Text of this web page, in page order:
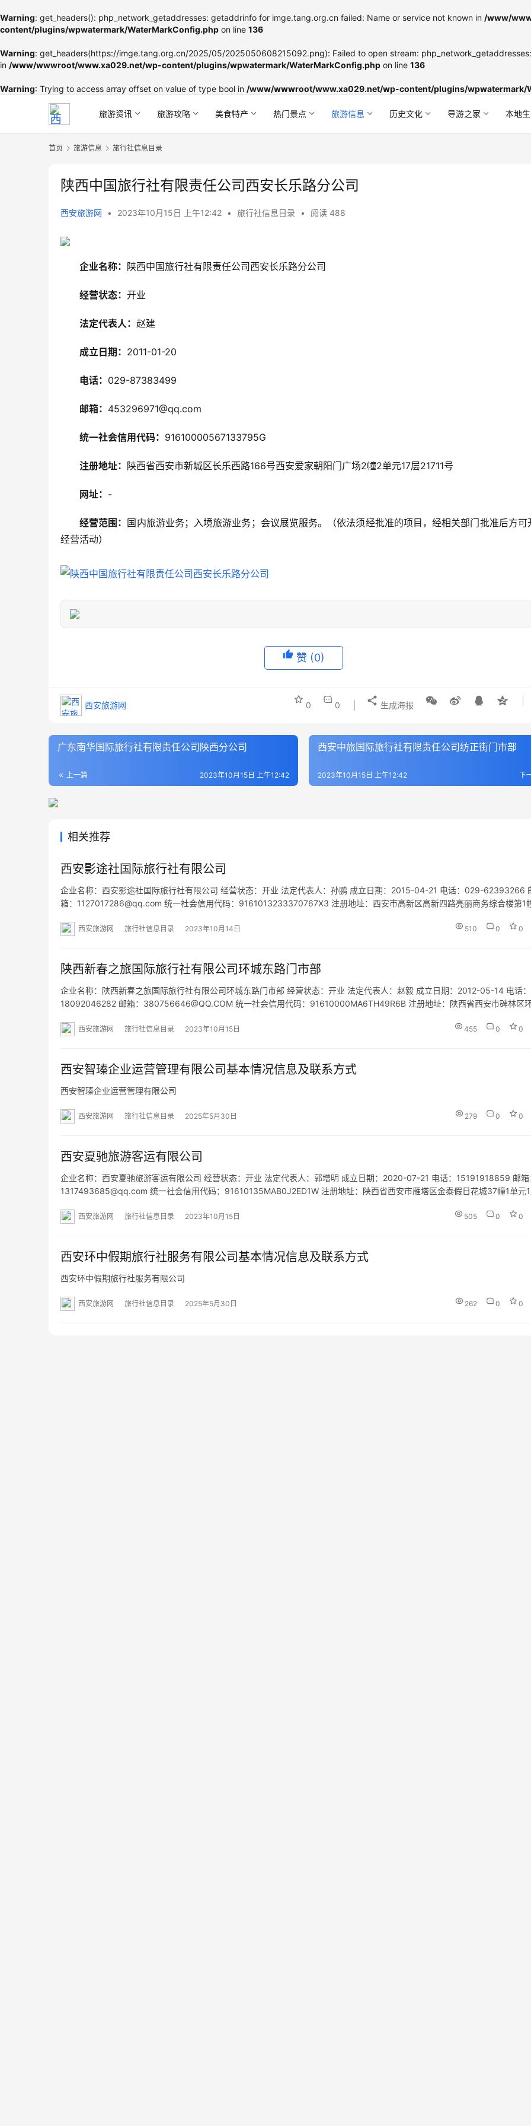
Warning: get_headers(): php_network_getaddresses: getaddrinfo for imge.tang.org.cn failed: Name or service not known in /www/
content/plugins/wpwatermark/WaterMarkConfig.php on line 136
Warning: get_headers(https://imge.tang.org.cn/2025/05/2025050608215092.png): Failed to open stream:
in /www/wwwroot/www.xa029.net/wp-content/plugins/wpwatermark/WaterMarkConfig.php on line 136
Warning: Trying to access array offset on value of type bool in /www/wwwroot/www.xa029.net/wp-content/plugins/wpwatermark/
旅游资讯 旅游攻略 美食特产 热门景点 旅游信息 历史文化 导游之家 本地
首页 旅游信息 旅行社信息目录
陕西中国旅行社有限责任公司西安长乐路分公司
西安旅游网 • 2023年10月15日 上午12:42 • 旅行社信息目录 • 阅读 488
企业名称： 陕西中国旅行社有限责任公司西安长乐路分公司
经营状态： 开业
法定代表人： 赵建
成立日期： 2011-01-20
电话： 029-87383499
邮箱： 453296971@qq.com
统一社会信用代码： 91610000567133795G
注册地址： 陕西省西安市新城区长乐西路166号西安爱家朝阳门广场2幢2单元17层21711号
网址： -
经营范围： 国内旅游业务；入境旅游业务；会议展览服务。（依法须经批准的项目，经相关部门批准后方可
经营活动）
赞 (0)
西安旅游网 0 0 生成海报
广东南华国际旅行社有限责任公司陕西分公司
上一篇 2023年10月15日 上午12:42
西安中旅国际旅行社有限责任公司纺正街门市部
下
2023年10月15日 上午12:42
相关推荐
西安影途社国际旅行社有限公司
企业名称：西安影途社国际旅行社有限公司 经营状态：开业 法定代表人：孙鹏 成立日期：2015-04-21 电话：029-62393266
箱：1127017286@qq.com 统一社会信用代码：9161013233370767X3 注册地址：西安市高新区高新四路亮丽商务综合楼第1
西安旅游网 旅行社信息目录 2023年10月14日 510 0 0
陕西新春之旅国际旅行社有限公司环城东路门市部
企业名称：陕西新春之旅国际旅行社有限公司环城东路门市部 经营状态：开业 法定代表人：赵毅 成立日期：2012-05-14 电话：
18092046282 邮箱：380756646@QQ.COM 统一社会信用代码：91610000MA6TH49R6B 注册地址：陕西省西安市碑林区
西安旅游网 旅行社信息目录 2023年10月15日 455 0 0
西安智瑧企业运营管理有限公司基本情况信息及联系方式
西安智瑧企业运营管理有限公司
西安旅游网 旅行社信息目录 2025年5月30日 279 0 0
西安夏驰旅游客运有限公司
企业名称：西安夏驰旅游客运有限公司 经营状态：开业 法定代表人：郭增明 成立日期：2020-07-21 电话：15191918859 邮箱
1317493685@qq.com 统一社会信用代码：91610135MAB0J2ED1W 注册地址：陕西省西安市雁塔区金泰假日花城37幢1单元
西安旅游网 旅行社信息目录 2023年10月15日 505 0 0
西安环中假期旅行社服务有限公司基本情况信息及联系方式
西安环中假期旅行社服务有限公司
西安旅游网 旅行社信息目录 2025年5月30日 262 0 0